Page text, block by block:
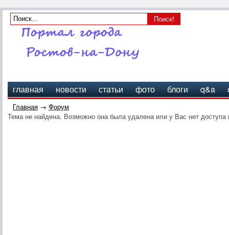
главная новости статьи фото блоги q&a
Главная → Форум
Тема не найдена. Возможно она была удалена или у Вас нет доступа